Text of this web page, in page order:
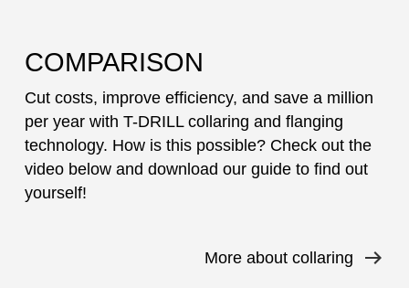
COMPARISON
Cut costs, improve efficiency, and save a million
per year with T-DRILL collaring and flanging
technology. How is this possible? Check out the
video below and download our guide to find out
yourself!
More about collaring